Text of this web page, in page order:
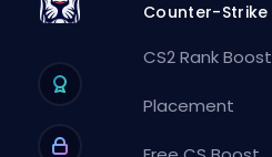
Counter-Strike
CS2 Rank Boost
Placement